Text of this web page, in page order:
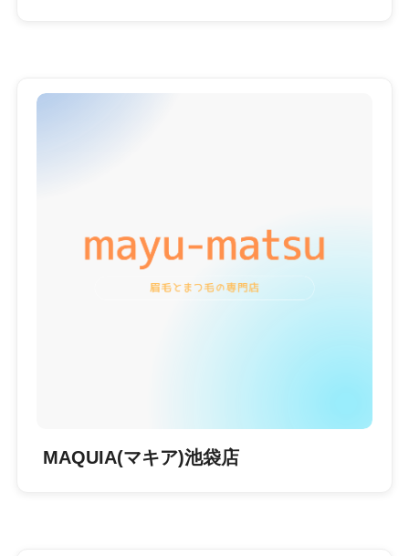
MAQUIA(マキア)池袋店